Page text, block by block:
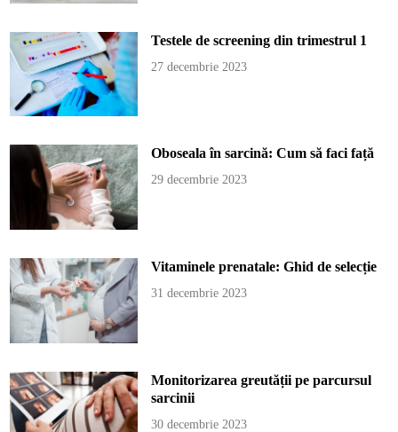
Testele de screening din trimestrul 1
27 decembrie 2023
Oboseala în sarcină: Cum să faci față
29 decembrie 2023
Vitaminele prenatale: Ghid de selecție
31 decembrie 2023
Monitorizarea greutății pe parcursul
sarcinii
30 decembrie 2023